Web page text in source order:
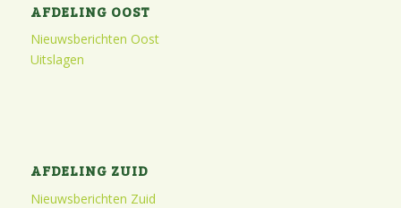
AFDELING OOST
Nieuwsberichten Oost
Uitslagen
AFDELING ZUID
Nieuwsberichten Zuid